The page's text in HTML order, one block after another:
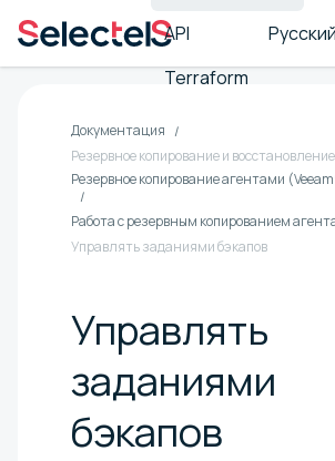
API
Terraform
Русский
Документация
Резервное копирование и восстановление
Резервное копирование агентами
Работа с резервным копированием
Управлять заданиями бэкапов
Управлять
заданиями
бэкапов